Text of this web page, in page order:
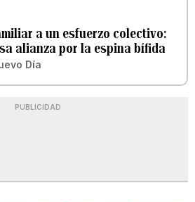
a un esfuerzo colectivo:
alianza por la espina bífida
Día
PUBLICIDAD